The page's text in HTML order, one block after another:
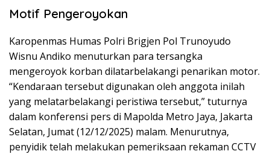
Motif Pengeroyokan
Karopenmas Humas Polri Brigjen Pol Trunoyudo
Wisnu Andiko menuturkan para tersangka
mengeroyok korban dilatarbelakangi penarikan motor.
“Kendaraan tersebut digunakan oleh anggota inilah
yang melatarbelakangi peristiwa tersebut,” tuturnya
dalam konferensi pers di Mapolda Metro Jaya, Jakarta
Selatan, Jumat (12/12/2025) malam. Menurutnya,
penyidik telah melakukan pemeriksaan rekaman CCTV